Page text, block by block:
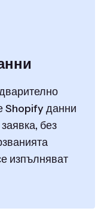
Shopify данни
без
изпълняват